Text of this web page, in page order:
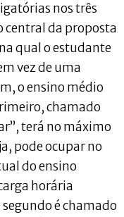
nos três
central da proposta
qual o estudante
vez de uma
o ensino médio
chamado
terá no máximo
pode ocupar no
do ensino
horária
é chamado